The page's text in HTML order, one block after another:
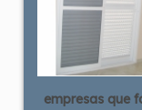
empresas que